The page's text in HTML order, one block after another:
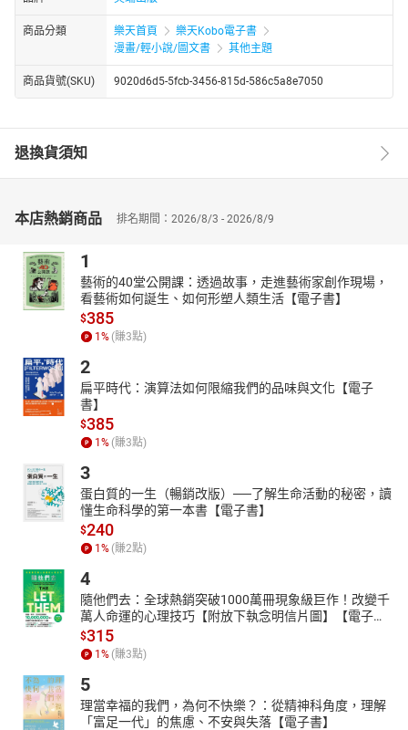
商品分類 樂天首頁
樂天Kobo電子書
漫畫/輕小說/圖文書
其他主題
商品貨號(SKU) 9020d6d5-5fcb-3456-815d-586c5a8e7050
退換貨須知
本店熱銷商品 排名期間：2026/8/3 - 2026/8/9
1
藝術的40堂公開課：透過故事，走進藝術家創作現場，
看藝術如何誕生、如何形塑人類生活【電子書】
$385
1% (賺3點)
2
扁平時代：演算法如何限縮我們的品味與文化【電子
書】
$385
1% (賺3點)
3
蛋白質的一生（暢銷改版）──了解生命活動的秘密，讀
懂生命科學的第一本書【電子書】
$240
1% (賺2點)
4
隨他們去：全球熱銷突破1000萬冊現象級巨作！改變千
萬人命運的心理技巧【附放下執念明信片圖】【電子
書】
$315
1% (賺3點)
5
理當幸福的我們，為何不快樂？：從精神科角度，理解
「富足一代」的焦慮、不安與失落【電子書】